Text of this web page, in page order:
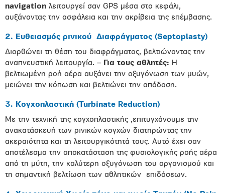
navigation λειτουργεί σαν GPS μέσα στο κεφάλι,
αυξάνοντας την ασφάλεια και την ακρίβεια της επέμβασης.
2. Ευθειασμός ρινικού Διαφράγματος (Septoplasty)
Διορθώνει τη θέση του διαφράγματος, βελτιώνοντας την
αναπνευστική λειτουργία. – Για τους αθλητές: Η
βελτιωμένη ροή αέρα αυξάνει την οξυγόνωση των μυών,
μειώνει την κόπωση και βελτιώνει την απόδοση.
3. Κογχοπλαστική (Turbinate Reduction)
Με την τεχνική της κογχοπλαστικής ,επιτυγχάνουμε την
ανακατάσκευή των ρινικών κογχών διατηρώντας την
ακεραιότητα και τη λειτουργικότητά τους. Αυτό έχει σαν
αποτέλεσμα την αποκατάσταση της φυσιολογικής ροής αέρα
από τη μύτη, την καλύτερη οξυγόνωση του οργανισμού και
τη σημαντική βελτίωση των αθλητικών επιδόσεων.